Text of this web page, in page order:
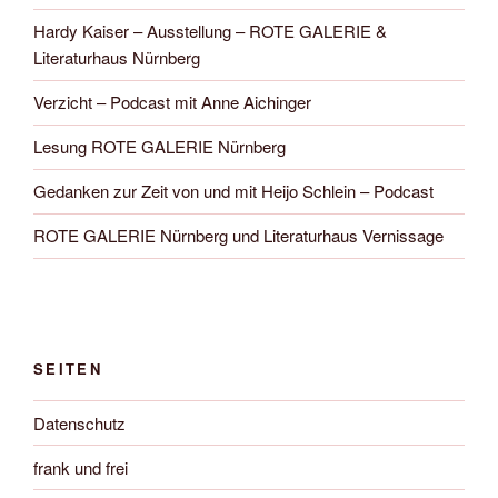
Hardy Kaiser – Ausstellung – ROTE GALERIE &
Literaturhaus Nürnberg
Verzicht – Podcast mit Anne Aichinger
Lesung ROTE GALERIE Nürnberg
Gedanken zur Zeit von und mit Heijo Schlein – Podcast
ROTE GALERIE Nürnberg und Literaturhaus Vernissage
SEITEN
Datenschutz
frank und frei